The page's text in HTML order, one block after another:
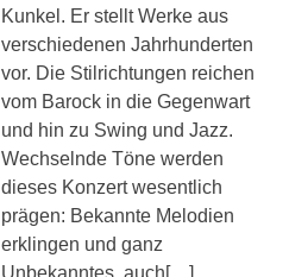
Kunkel. Er stellt Werke aus
verschiedenen Jahrhunderten
vor. Die Stilrichtungen reichen
vom Barock in die Gegenwart
und hin zu Swing und Jazz.
Wechselnde Töne werden
dieses Konzert wesentlich
prägen: Bekannte Melodien
erklingen und ganz
Unbekanntes, auch[…]